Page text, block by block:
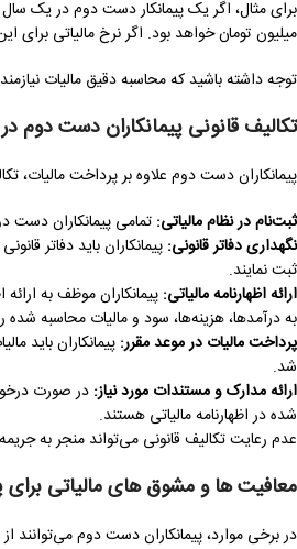
میلیون تومان خواهد بود. اگر نرخ مالیاتی برای این سطح از درآمد 25 درصد باشد، مالیات
توجه داشته باشید که محاسبه دقیق مالیات
تکالیف قانونی پیمانکاران دست دوم در
پیمانکاران دست دوم علاوه بر پرداخت مالیات،
ثبت‌نام در نظام مالیاتی: تمامی پیمانکاران دست
نگهداری دفاتر قانونی: پیمانکاران باید دفاتر
ثبت نمایند.
ارائه اظهارنامه مالیاتی: پیمانکاران موظف به ارائه
به درآمدها، هزینه‌ها، سود و مالیات محاسبه شده
پرداخت مالیات در موعد مقرر: پیمانکاران باید
شد.
ارائه مدارک و مستندات مورد نیاز: در صورت
شده در اظهارنامه مالیاتی هستند.
عدم رعایت تکالیف قانونی می‌تواند منجر به
معافیت ها و مشوق های مالیاتی برای
در برخی موارد، پیمانکاران دست دوم